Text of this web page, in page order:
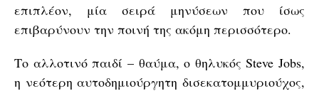
επιπλέον, μία σειρά μηνύσεων που ίσως
επιβαρύνουν την ποινή της ακόμη περισσότερο.
Το αλλοτινό παιδί – θαύμα, ο θηλυκός Steve Jobs,
η νεότερη αυτοδημιούργητη δισεκατομμυριούχος,